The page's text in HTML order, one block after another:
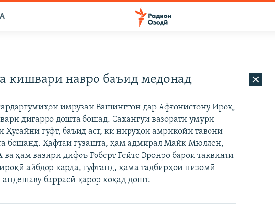
кишвари навро баъид медонад
имрӯзаи Вашингтон дар Афғонистону Ироқ,
дигарро дошта бошад. Сахангӯи вазорати умури
гуфт, баъид аст, ки нирӯҳои амрикойӣ тавони
бошанд. Ҳафтаи гузашта, ҳам адмирал Майк Мюллен,
ҳам вазири дифоъ Роберт Гейтс Эронро барои тақвияти
айбдор карда, гуфтанд, ҳама тадбирҳои низомӣ
баррасӣ қарор хоҳад дошт.